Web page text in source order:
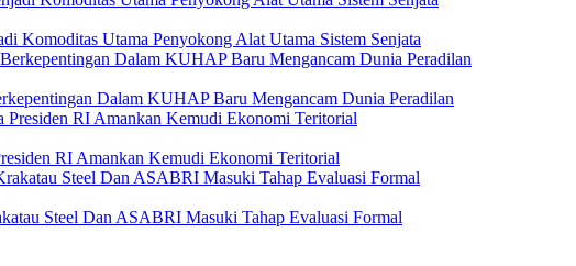
Komoditas Utama Penyokong Alat Utama Sistem Senjata
Dalam KUHAP Baru Mengancam Dunia Peradilan
RI Amankan Kemudi Ekonomi Teritorial
Steel Dan ASABRI Masuki Tahap Evaluasi Formal